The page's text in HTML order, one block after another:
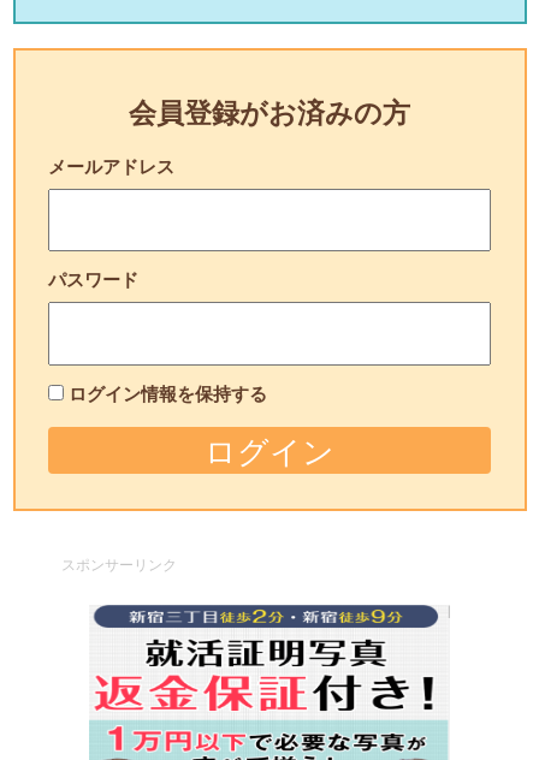
会員登録がお済みの方
メールアドレス
パスワード
ログイン情報を保持する
スポンサーリンク